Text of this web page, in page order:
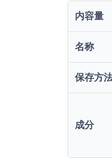
内容量
名称
保存方
成分